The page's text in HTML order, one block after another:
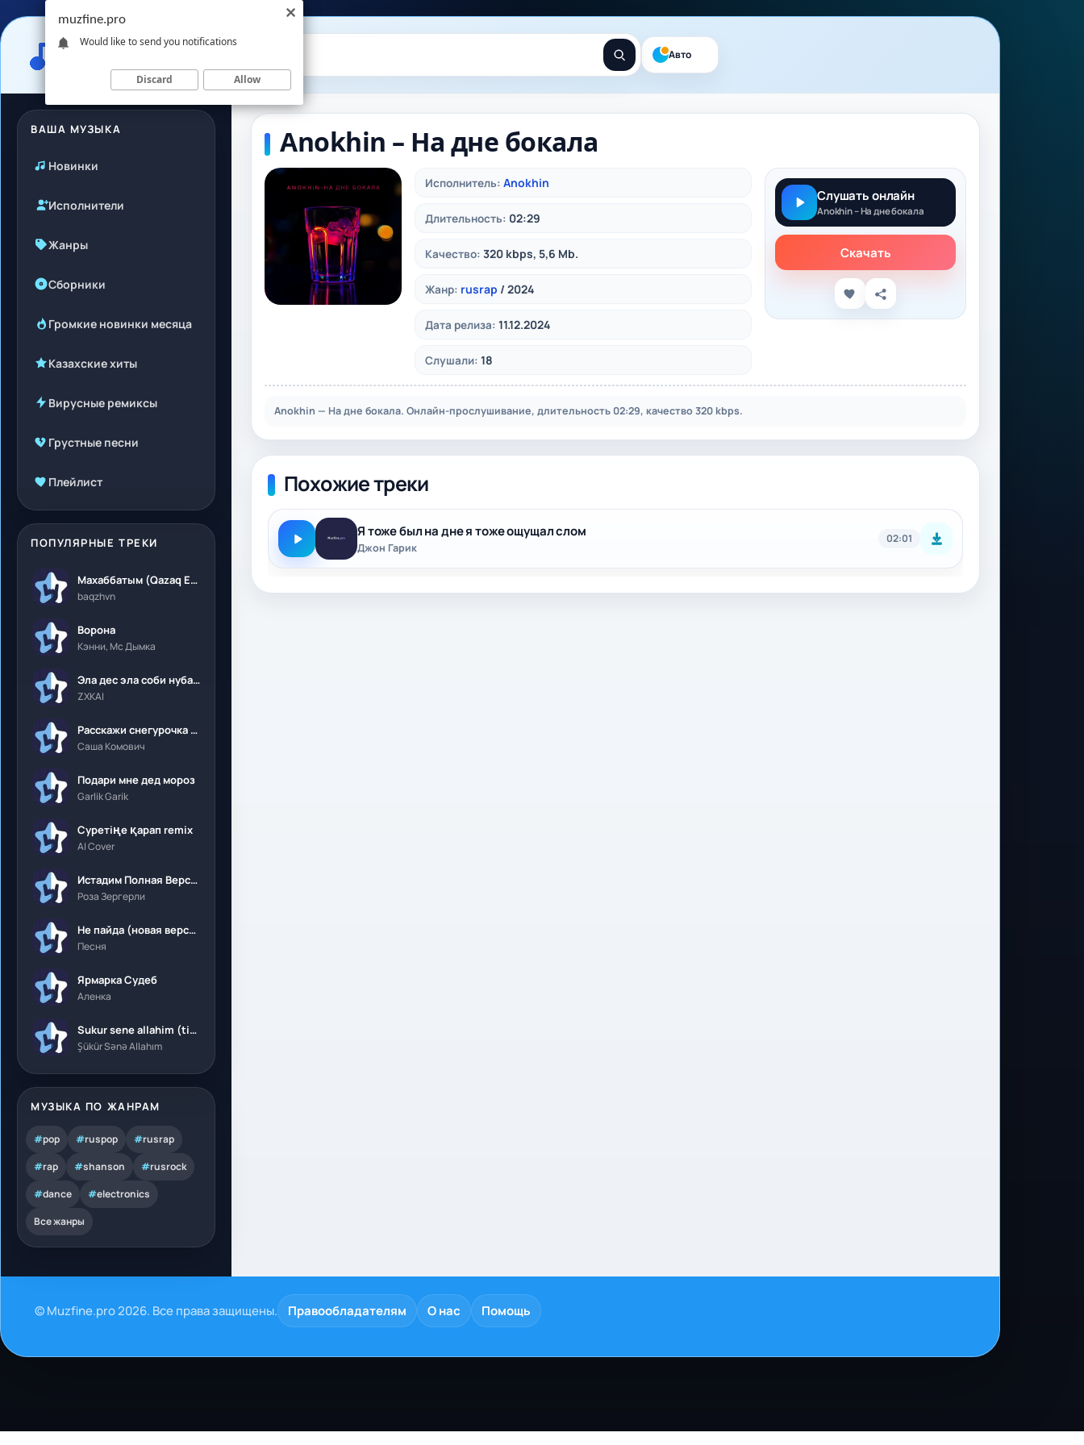
Авто
ВАША МУЗЫКА
Новинки
Исполнители
Жанры
Сборники
Громкие новинки месяца
Казахские хиты
Вирусные ремиксы
Грустные песни
Плейлист
ПОПУЛЯРНЫЕ ТРЕКИ
Махаббатым (Qazaq Edition)
baqzhvn
Ворона
Кэнни, Мс Дымка
Эла дес эла соби нубалеприсон
ZXKAI
Расскажи снегурочка где была
Саша Комович
Подари мне дед мороз
Garlik Garik
Суретіңе қарап remix
AI Cover
Истадим Полная Версия
Роза Зергерли
Не пайда (новая версия)
Песня
Ярмарка Судеб
Аленка
Sukur sene allahim (tik tok)
Şükür Sənə Allahım
МУЗЫКА ПО ЖАНРАМ
#pop #ruspop #rusrap
#rap #shanson #rusrock
#dance #electronics
Все жанры
Anokhin – На дне бокала
Исполнитель: Anokhin
Длительность: 02:29
Качество: 320 kbps, 5,6 Mb.
Жанр: rusrap / 2024
Дата релиза: 11.12.2024
Слушали: 18
Слушать онлайн
Anokhin – На дне бокала
Скачать
Anokhin — На дне бокала. Онлайн-прослушивание, длительность 02:29, качество 320 kbps.
Похожие треки
Я тоже был на дне я тоже ощущал слом
Джон Гарик
02:01
© Muzfine.pro 2026. Все права защищены. Правообладателям О нас Помощь
muzfine.pro
Would like to send you notifications
Discard Allow